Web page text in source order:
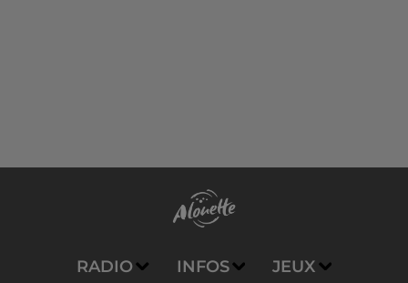
RADIO INFOS JEUX